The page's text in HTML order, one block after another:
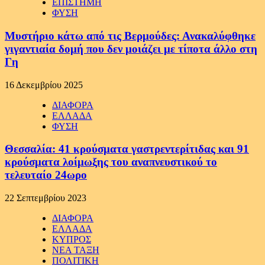
ΕΠΙΣΤΗΜΗ
ΦΥΣΗ
Μυστήριο κάτω από τις Βερμούδες: Ανακαλύφθηκε
γιγαντιαία δομή που δεν μοιάζει με τίποτα άλλο στη
Γη
16 Δεκεμβρίου 2025
ΔΙΑΦΟΡΑ
ΕΛΛΑΔΑ
ΦΥΣΗ
Θεσσαλία: 41 κρούσματα γαστρεντερίτιδας και 91
κρούσματα λοίμωξης του αναπνευστικού το
τελευταίο 24ωρο
22 Σεπτεμβρίου 2023
ΔΙΑΦΟΡΑ
ΕΛΛΑΔΑ
ΚΥΠΡΟΣ
ΝΕΑ ΤΑΞΗ
ΠΟΛΙΤΙΚΗ